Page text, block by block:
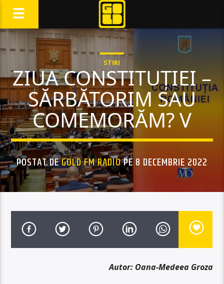
STIRI
ZIUA CONSTITUȚIEI –
SĂRBĂTORIM SAU
COMEMORĂM? V
POSTAT DEGOLD FM RADIOPE 8 DECEMBRIE 2022
Autor: Oana-Medeea Groza